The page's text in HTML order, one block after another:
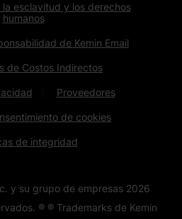
esclavitud y los derechos
humanos
de Kemin Email
de Costos Indirectos
Proveedores
de cookies
de integridad
y su grupo de empresas 2026
® ® Trademarks de Kemin